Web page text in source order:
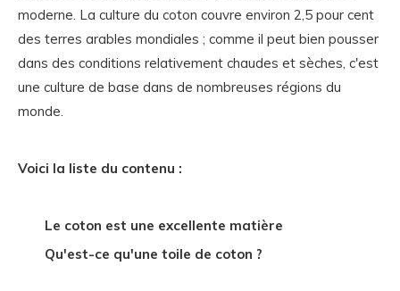
moderne. La culture du coton couvre environ 2,5 pour cent
des terres arables mondiales ; comme il peut bien pousser
dans des conditions relativement chaudes et sèches, c'est
une culture de base dans de nombreuses régions du
monde.
Voici la liste du contenu :
Le coton est une excellente matière
Qu'est-ce qu'une toile de coton ?